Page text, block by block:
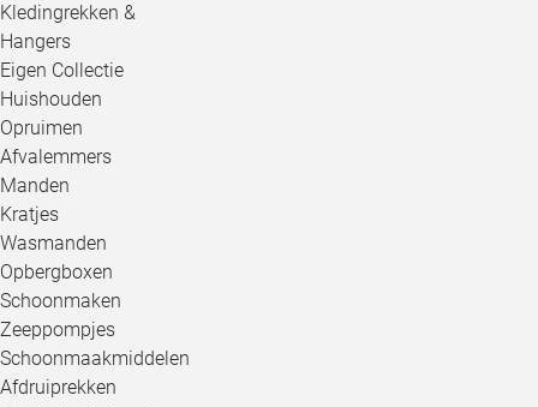
Kledingrekken &
Hangers
Eigen Collectie
Huishouden
Opruimen
Afvalemmers
Manden
Kratjes
Wasmanden
Opbergboxen
Schoonmaken
Zeeppompjes
Schoonmaakmiddelen
Afdruiprekken